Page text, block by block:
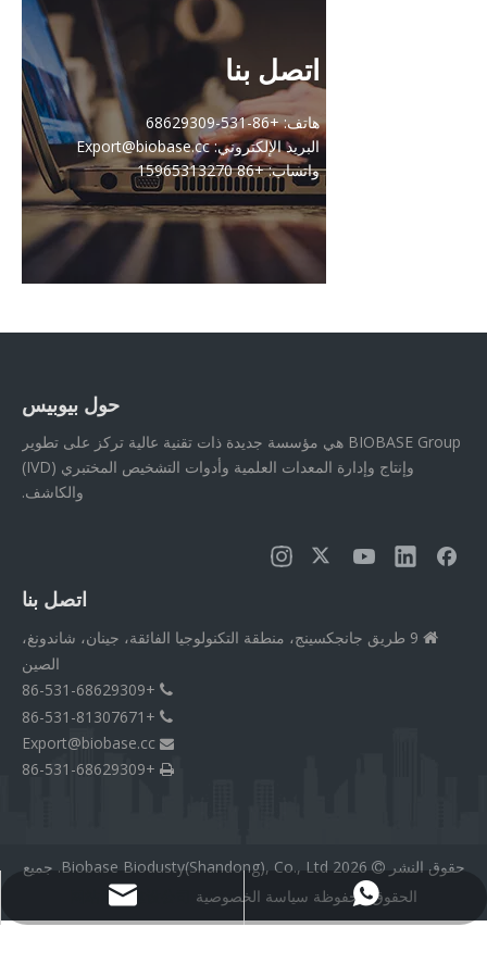
اتصل بنا
هاتف: +86-531-68629309
البريد الإلكتروني: Export@biobase.cc
واتساب: +86 15965313270
حول بيوبيس
BIOBASE Group هي مؤسسة جديدة ذات تقنية عالية تركز على تطوير
وإنتاج وإدارة المعدات العلمية وأدوات التشخيص المختبري (IVD)
والكاشف.
اتصل بنا

9 طريق جانجكسينج، منطقة التكنولوجيا الفائقة، جينان، شاندونغ،
الصين

+86-531-68629309

+86-531-81307671

Export@biobase.cc

+86-531-68629309
+8615965313270
Export@biobase.cc
حقوق النشر
2026
Biobase Biodusty(Shandong), Co., Ltd. جميع
الحقوق محفوظة سياسة الخصوصية
网站网站建设公司